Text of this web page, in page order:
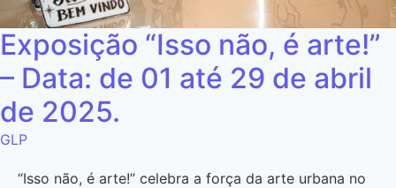
Exposição “Isso não, é arte!”
– Data: de 01 até 29 de abril
de 2025.
GLP
“Isso não, é arte!” celebra a força da arte urbana no